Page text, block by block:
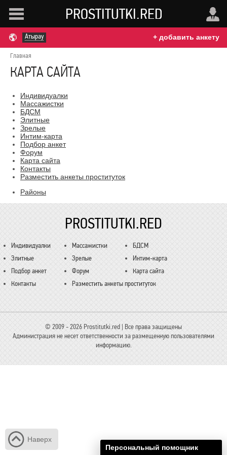
PROSTITUTKI.RED
Атырау + добавить анкету
Главная
КАРТА САЙТА
Индивидуалки
Массажистки
БДСМ
Элитные
Зрелые
Интим-карта
Подбор анкет
Форум
Карта сайта
Контакты
Разместить анкеты проституток
Районы
PROSTITUTKI.RED
Индивидуалки Массажистки
БДСМ
Элитные
Зрелые
Интим-карта
Подбор анкет
Форум
Карта сайта
Контакты
Разместить анкеты проституток
© 2009 - 2026 Prostitutki.red | Все права защищены
Администрация не несет ответственности за размещенную пользователями
информацию.
Персональный помощник
Наверх